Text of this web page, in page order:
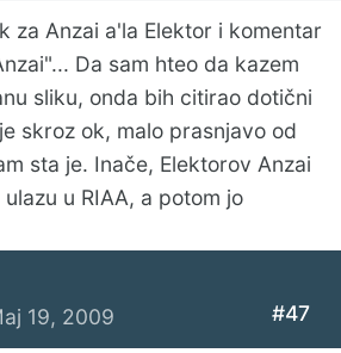
za Anzai a'la Elektor i komentar
Da sam hteo da kazem
sliku, onda bih citirao dotični
skroz ok, malo prasnjavo od
sta je. Inače, Elektorov Anzai
u RIAA, a potom jo
19, 2009 #47